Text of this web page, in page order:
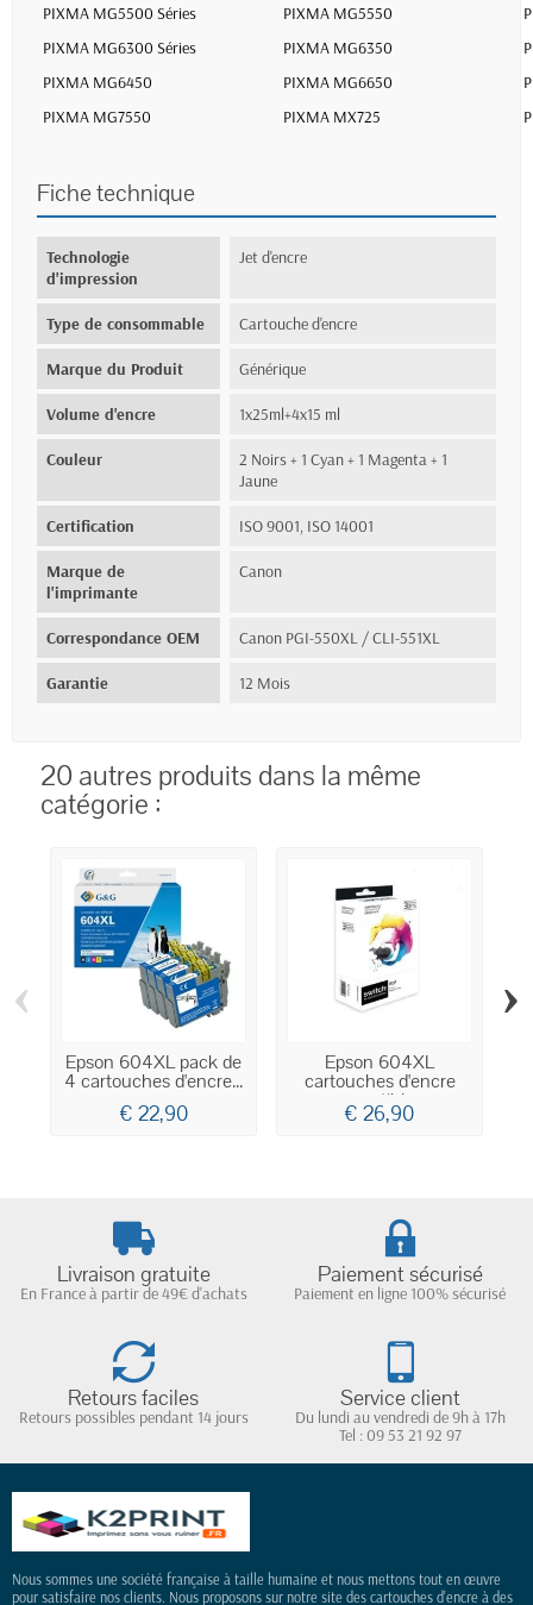
PIXMA MG5500 Séries
PIXMA MG5550
PIXMA MG6300 Séries
PIXMA MG6350
PIXMA MG6450
PIXMA MG6650
PIXMA MG7550
PIXMA MX725
Fiche technique
Technologie
d'impression
Jet d'encre
Type de consommable Cartouche d'encre
Marque du Produit Générique
Volume d'encre 1x25ml+4x15 ml
Couleur
2 Noirs + 1 Cyan + 1 Magenta + 1
Jaune
Certification ISO 9001, ISO 14001
Marque de
l'imprimante
Canon
Correspondance OEM Canon PGI-550XL / CLI-551XL
Garantie 12 Mois
20 autres produits dans la même
catégorie :
Epson 604XL pack de
4 cartouches d'encre...
€ 22,90
Epson 604XL
cartouches d'encre
compatibles...
€ 26,90
‹ ›
Livraison gratuite
En France à partir de 49€ d'achats
Paiement sécurisé
Paiement en ligne 100% sécurisé
Retours faciles
Retours possibles pendant 14 jours
Service client
Du lundi au vendredi de 9h à 17h
Tel : 09 53 21 92 97
Nous sommes une société française à taille humaine et nous mettons tout en œuvre
pour satisfaire nos clients. Nous proposons sur notre site des cartouches d'encre à des